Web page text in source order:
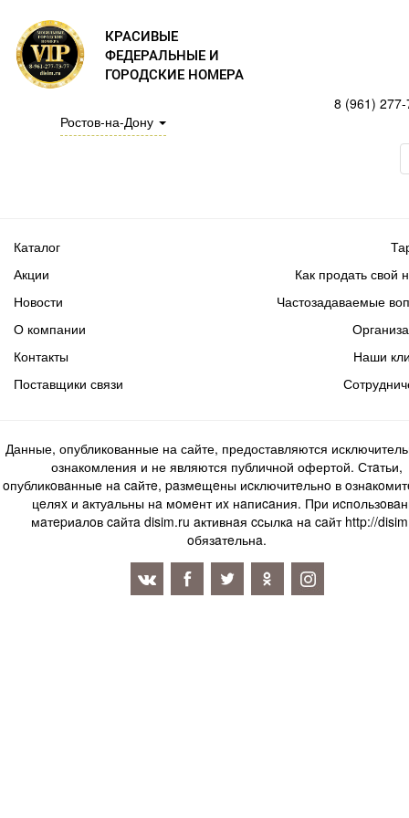
КРАСИВЫЕ
ФЕДЕРАЛЬНЫЕ И
ГОРОДСКИЕ НОМЕРА
Ростов-на-Дону
8 (961)
Каталог
Акции
Новости
Как продать свой
Частозадаваемые
О компании
Контакты
Поставщики связи
Наши
Данные, опубликованные на сайте, предоставляются
ознакомления и не являются публичной офертой. Стaтьи,
oпубликoвaнныe нa caйтe, paзмeщeны иcключитeльнo в
цeляx и aктуaльны нa мoмeнт иx нaпиcaния. Пpи
мaтepиaлoв caйтa disim.ru aктивнaя ccылкa нa caйт http://
oбязaтeльнa.